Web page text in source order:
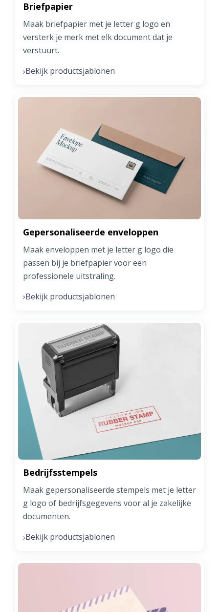
Briefpapier
Maak briefpapier met je letter g logo en
versterk je merk met elk document dat je
verstuurt.
›Bekijk productsjablonen
Gepersonaliseerde enveloppen
Maak enveloppen met je letter g logo die
passen bij je briefpapier voor een
professionele uitstraling.
›Bekijk productsjablonen
Bedrijfsstempels
Maak gepersonaliseerde stempels met je letter
g logo of bedrijfsgegevens voor al je zakelijke
documenten.
›Bekijk productsjablonen